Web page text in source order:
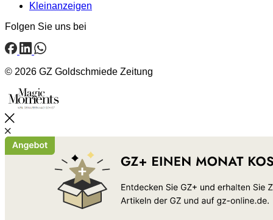
Kleinanzeigen
Folgen Sie uns bei
© 2026 GZ Goldschmiede Zeitung
Schließen